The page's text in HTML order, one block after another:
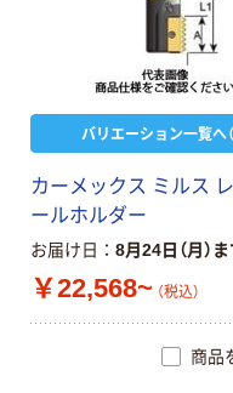
バリエーション一覧へ（
カー メ ック ス ミ ル ス レ
ールホルダー
お届け日 8月24日（月）
￥22,568~ （税込）
商品